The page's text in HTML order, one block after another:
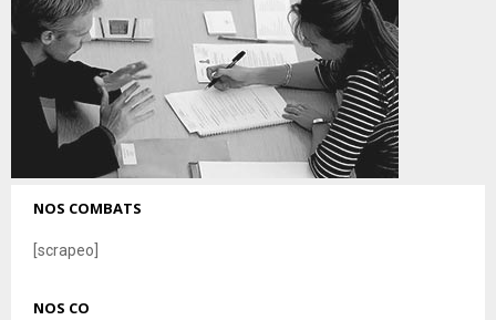
NOS COMBATS
[scrapeo]
NOS CO